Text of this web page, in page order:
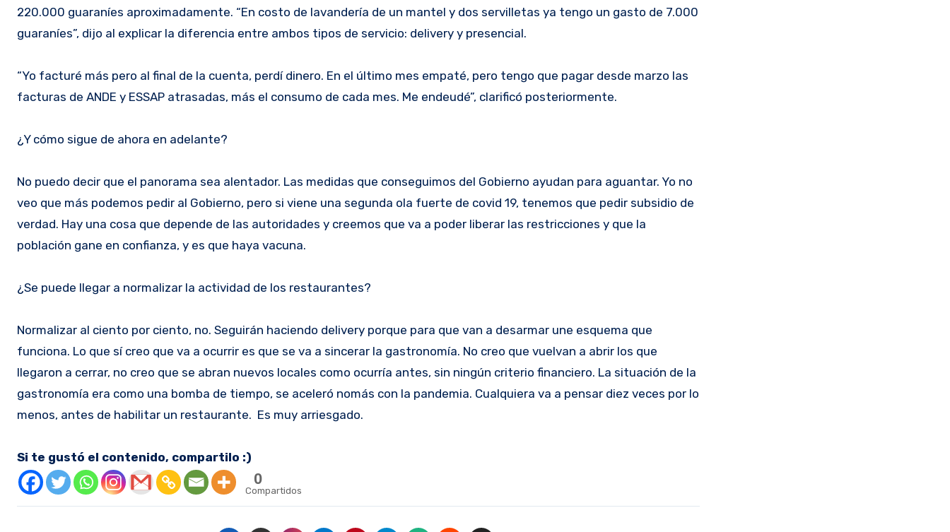
220.000 guaraníes aproximadamente. “En costo de lavandería de un mantel y dos servilletas ya tengo un gasto de 7.000
guaraníes”, dijo al explicar la diferencia entre ambos tipos de servicio: delivery y presencial.
“Yo facturé más pero al final de la cuenta, perdí dinero. En el último mes empaté, pero tengo que pagar desde marzo las
facturas de ANDE y ESSAP atrasadas, más el consumo de cada mes. Me endeudé”, clarificó posteriormente.
¿Y cómo sigue de ahora en adelante?
No puedo decir que el panorama sea alentador. Las medidas que conseguimos del Gobierno ayudan para aguantar. Yo no
veo que más podemos pedir al Gobierno, pero si viene una segunda ola fuerte de covid 19, tenemos que pedir subsidio de
verdad. Hay una cosa que depende de las autoridades y creemos que va a poder liberar las restricciones y que la
población gane en confianza, y es que haya vacuna.
¿Se puede llegar a normalizar la actividad de los restaurantes?
Normalizar al ciento por ciento, no. Seguirán haciendo delivery porque para que van a desarmar une esquema que
funciona. Lo que sí creo que va a ocurrir es que se va a sincerar la gastronomía. No creo que vuelvan a abrir los que
llegaron a cerrar, no creo que se abran nuevos locales como ocurría antes, sin ningún criterio financiero. La situación de la
gastronomía era como una bomba de tiempo, se aceleró nomás con la pandemia. Cualquiera va a pensar diez veces por lo
menos, antes de habilitar un restaurante. Es muy arriesgado.
Si te gustó el contenido, compartilo :)
0
Compartidos